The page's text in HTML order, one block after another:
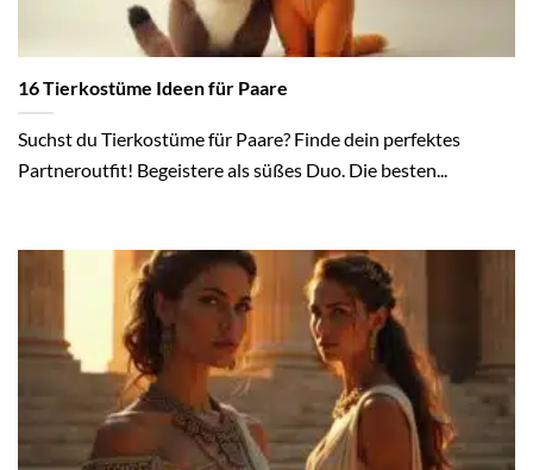
16 Tierkostüme Ideen für Paare
Suchst du Tierkostüme für Paare? Finde dein perfektes
Partneroutfit! Begeistere als süßes Duo. Die besten...